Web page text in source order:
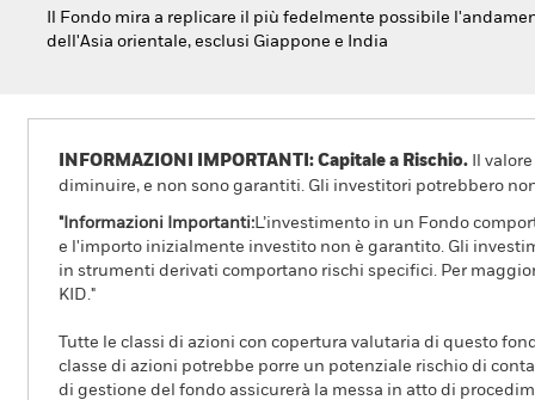
Il Fondo mira a replicare il più fedelmente possibile
dell'Asia orientale, esclusi Giappone e India
INFORMAZIONI IMPORTANTI: Capitale a Rischio. Il
diminuire, e non sono garantiti. Gli investitori potrebbero
"Informazioni Importanti:L’investimento in un Fondo
e l'importo inizialmente investito non è garantito. Gli
in strumenti derivati comportano rischi specifici. Per
KID."
Tutte le classi di azioni con copertura valutaria di questo
classe di azioni potrebbe porre un potenziale rischio di
di gestione del fondo assicurerà la messa in atto di